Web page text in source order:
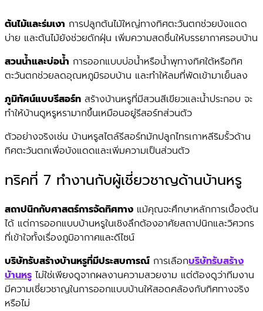
ต้นไม้และร่มเงา การปลูกต้นไม้ใหญ่ทางทิศตะวันตกช่วยบังแดด
บ่าย และต้นไม้ยังช่วยดักฝุ่น เพิ่มความสดชื่นให้บรรยากาศรอบบ้าน
สวนน้ำและบ่อน้ำ การออกแบบบ่อน้ำหรือน้ำพุทางทิศใต้หรือทิศ
ตะวันตกช่วยลดอุณหภูมิรอบบ้าน และทำให้ลมที่พัดเข้ามาเย็นลง
ภูมิทัศน์แบบรีสอร์ท สร้างบ้านหรูที่มีสวนสีเขียวและน้ำประกอบ จะ
ทำให้บ้านดูหรูหรามากขึ้นเหมือนอยู่รีสอร์ทส่วนตัว
ตัวอย่างจริงเช่น บ้านหรูสไตล์รีสอร์ทมักปลูกไทรเกาหลีริมรั้วด้าน
ทิศตะวันตกเพื่อบังแดดและเพิ่มความเป็นส่วนตัว
ทริคที่ 7 ทำงานกับผู้เชี่ยวชาญด้านบ้านหรู
สถาปนิกกับศาสตร์การจัดทิศทาง แม้คุณจะศึกษาหลักการเบื้องต้น
ได้ แต่การออกแบบบ้านหรูในเชิงลึกต้องอาศัยสถาปนิกและวิศวกร
ที่เข้าใจทั้งเรื่องภูมิอากาศและดีไซน์
บริษัทรับสร้างบ้านหรูที่มีประสบการณ์ การเลือกบริษัทรับสร้าง
บ้านหรู ไม่ใช่เพียงดูจากผลงานความสวยงาม แต่ต้องดูว่าทีมงาน
มีความเชี่ยวชาญในการออกแบบบ้านให้สอดคล้องกับทิศทางจริง
หรือไม่